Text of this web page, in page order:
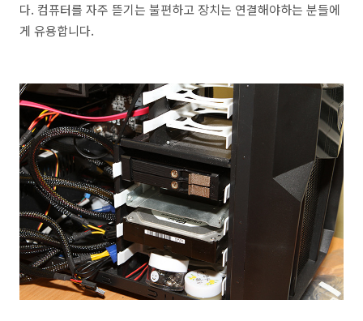
다. 컴퓨터를 자주 뜯기는 불편하고 장치는 연결해야하는 분들에
게 유용합니다.